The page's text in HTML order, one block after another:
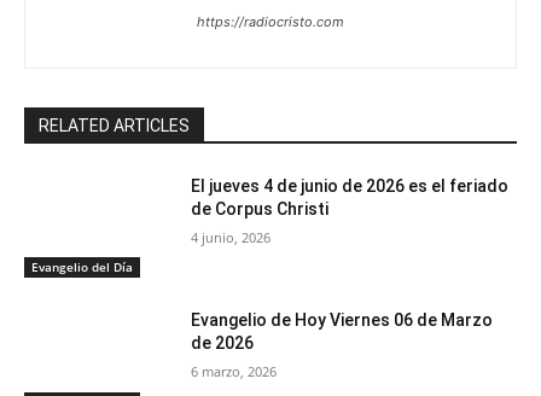
https://radiocristo.com
RELATED ARTICLES
Evangelio del Día
El jueves 4 de junio de 2026 es el feriado
de Corpus Christi
4 junio, 2026
Evangelio de Hoy Viernes 06 de Marzo
de 2026
6 marzo, 2026